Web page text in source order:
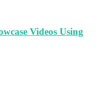
Videos Using